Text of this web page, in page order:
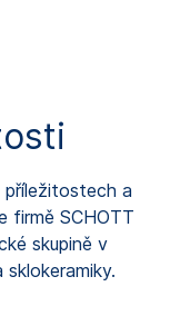
a
firmě SCHOTT
skupině v